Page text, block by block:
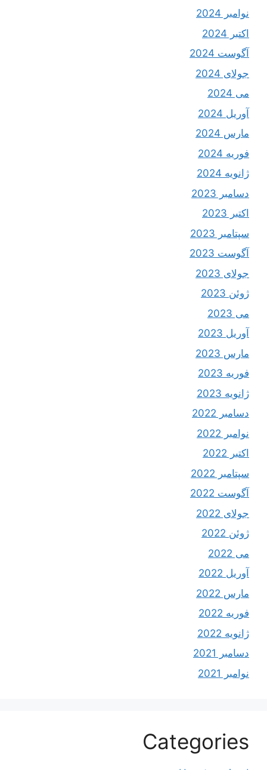
نوامبر 2024
اکتبر 2024
آگوست 2024
جولای 2024
می 2024
آوریل 2024
مارس 2024
فوریه 2024
ژانویه 2024
دسامبر 2023
اکتبر 2023
سپتامبر 2023
آگوست 2023
جولای 2023
ژوئن 2023
می 2023
آوریل 2023
مارس 2023
فوریه 2023
ژانویه 2023
دسامبر 2022
نوامبر 2022
اکتبر 2022
سپتامبر 2022
آگوست 2022
جولای 2022
ژوئن 2022
می 2022
آوریل 2022
مارس 2022
فوریه 2022
ژانویه 2022
دسامبر 2021
نوامبر 2021
Categories